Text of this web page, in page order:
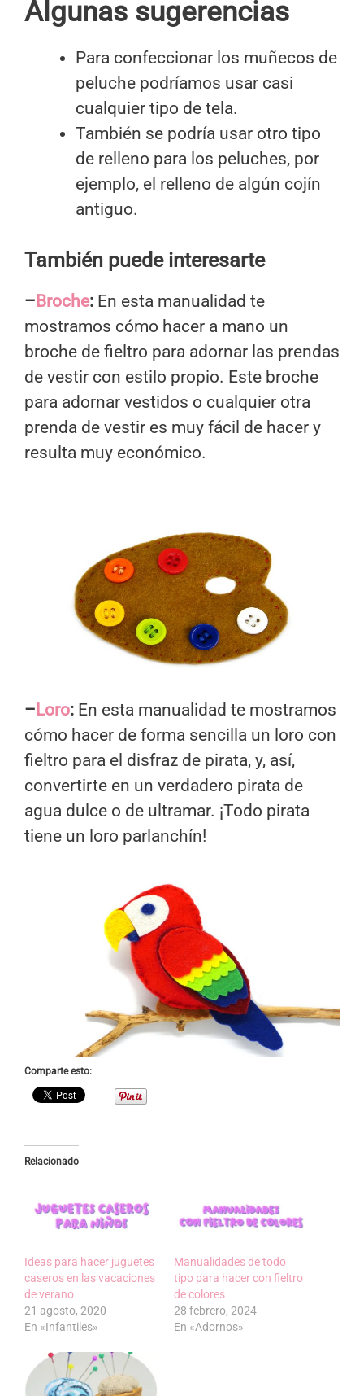
Algunas sugerencias
Para confeccionar los muñecos de
peluche podríamos usar casi
cualquier tipo de tela.
También se podría usar otro tipo
de relleno para los peluches, por
ejemplo, el relleno de algún cojín
antiguo.
También puede interesarte
– Broche: En esta manualidad te
mostramos cómo hacer a mano un
broche de fieltro para adornar las prendas
de vestir con estilo propio. Este broche
para adornar vestidos o cualquier otra
prenda de vestir es muy fácil de hacer y
resulta muy económico.
– Loro: En esta manualidad te mostramos
cómo hacer de forma sencilla un loro con
fieltro para el disfraz de pirata, y, así,
convertirte en un verdadero pirata de
agua dulce o de ultramar. ¡Todo pirata
tiene un loro parlanchín!
Comparte esto:
Relacionado
Ideas para hacer juguetes
caseros en las vacaciones
de verano
21 agosto, 2020
En «Infantiles»
Manualidades de todo
tipo para hacer con fieltro
de colores
28 febrero, 2024
En «Adornos»